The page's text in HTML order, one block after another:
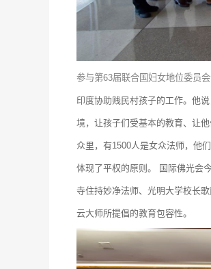
参与第63届联合国妇女地位委员
印度协助贱民村孩子的工作。他
境，让孩子们受基本的教育、让
众里，有1500人是女众法师，他
体现了平权的原则。 国际佛光会
寺住持妙净法师、光明大学校长
云大师所提倡的教育包容性。